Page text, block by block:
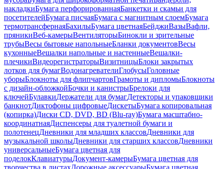
накладкиБумага перфорированнаяБанкетки и скамьи для
посетителейБумага писчаяБумага с магнитным слоемБумага
термотрансфернаяБахилыБумага цветнаяБейджиВазыВафли,
пряникиВеб-камерыВентиляторыБинокли и зрительные
трубыВесы бытовые напольныеБланки документовВесы
кухонныеВешалки напольные и настенныеВешалки-
плечикиВидеорегистраторыВизитницыБлоки закрытых
лотков для бумагВодонагревателиГлобусыГоловные
уборыБлокноты для флипчартовГрамоты и дипломыБлокноты
с дизайн-обложкойБочки и канистрыБрелоки для
ключейБулавкиДержатели для бумагДетекторы и упаковщики
банкнотДиктофоны цифровыеДискетыБумага копировальная
(копирка)Диски CD, DVD, BD (Blu-ray)Бумага масштабно-
координатнаяДиспенсеры для туалетной бумаги и
полотенецДневники для младших классовДневники для
музыкальной школыДневники для старших классовДневники
универсальныеБумага цветная для
поделокКлавиатурыДокумент-камерыБумага цветная для
творчества в листахДорожные аксессуарыБумага цветная